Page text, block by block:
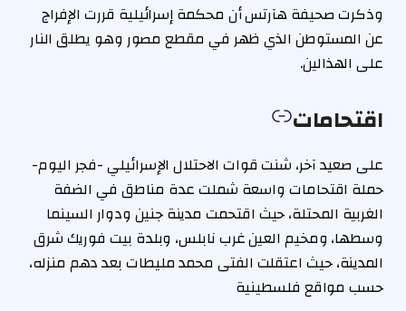
وذكرت صحيفة هآرتس أن محكمة إسرائيلية قررت الإفراج
عن المستوطن الذي ظهر في مقطع مصور وهو يطلق النار
على الهذالين.
اقتحامات
على صعيد آخر، شنت قوات الاحتلال الإسرائيلي -فجر اليوم-
حملة اقتحامات واسعة شملت عدة مناطق في الضفة
الغربية المحتلة، حيث اقتحمت مدينة جنين ودوار السينما
وسطها، ومخيم العين غرب نابلس، وبلدة بيت فوريك شرق
المدينة، حيث اعتقلت الفتى محمد مليطات بعد دهم منزله،
حسب مواقع فلسطينية